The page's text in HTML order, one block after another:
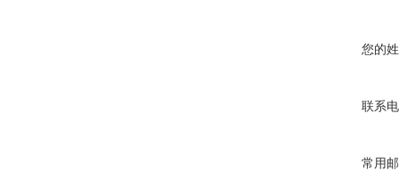
您的
联系
常用